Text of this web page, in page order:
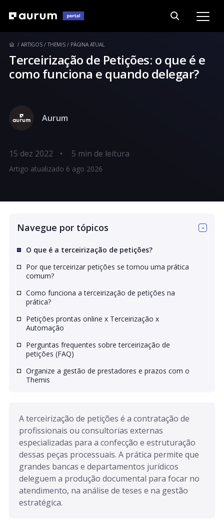
ARTIGOS THEMIS PÁGINA ATUAL
Terceirização de Petições: o que é e
como funciona e quando delegar?
Aurum
15 dez 2022 •
Artigo atualizado 6 ago 2026
Navegue por tópicos
O que é a terceirização de petições?
Por que terceirizar petições se tornou uma prática
comum?
Como funciona a terceirização de petições na
prática?
Petições prontas online x Terceirização x
Automação
Perguntas frequentes sobre terceirização de
petições (FAQ)
Organize a gestão de prestadores e prazos com o
Themis
A terceirização de petições é a contratação de
profissionais ou consultorias externas
especializadas para a confecção e estruturação
dessas peças processuais. A prática permite que
grandes bancas e departamentos jurídicos
deleguem a produção documental para focar no
atendimento, na análise de teses e na gestão
estratégica.